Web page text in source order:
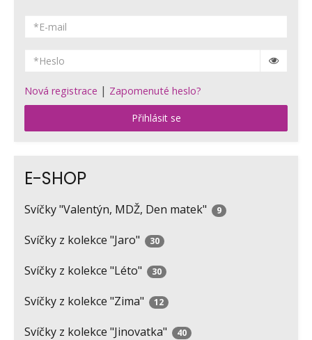
Nová registrace | Zapomenuté heslo?
Přihlásit se
E-SHOP
Svíčky "Valentýn, MDŽ, Den matek" 9
Svíčky z kolekce "Jaro" 30
Svíčky z kolekce "Léto" 30
Svíčky z kolekce "Zima" 12
Svíčky z kolekce "Jinovatka" 40